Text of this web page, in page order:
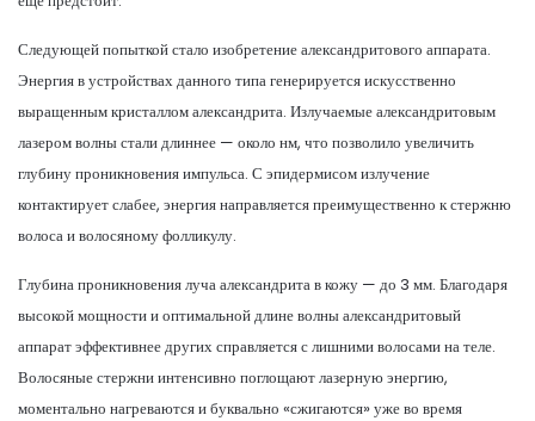
Следующей попыткой стало изобретение александритового аппарата.
Энергия в устройствах данного типа генерируется искусственно
выращенным кристаллом александрита. Излучаемые александритовым
лазером волны стали длиннее — около нм, что позволило увеличить
глубину проникновения импульса. С эпидермисом излучение
контактирует слабее, энергия направляется преимущественно к стержню
волоса и волосяному фолликулу.
Глубина проникновения луча александрита в кожу — до 3 мм. Благодаря
высокой мощности и оптимальной длине волны александритовый
аппарат эффективнее других справляется с лишними волосами на теле.
Волосяные стержни интенсивно поглощают лазерную энергию,
моментально нагреваются и буквально «сжигаются» уже во время